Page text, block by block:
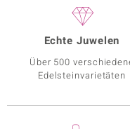
Echte Juwelen
Über 500
Edelsteinvarietäten